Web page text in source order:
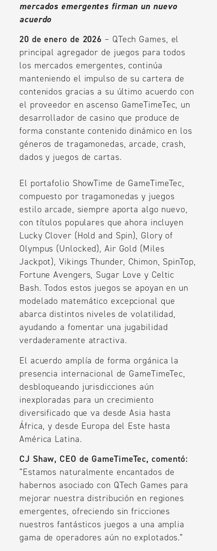
mercados emergentes firman un nuevo
acuerdo
20 de enero de 2026 – QTech Games, el
principal agregador de juegos para todos
los mercados emergentes, continúa
manteniendo el impulso de su cartera de
contenidos gracias a su último acuerdo con
el proveedor en ascenso GameTimeTec, un
desarrollador de casino que produce de
forma constante contenido dinámico en los
géneros de tragamonedas, arcade, crash,
dados y juegos de cartas.
El portafolio ShowTime de GameTimeTec,
compuesto por tragamonedas y juegos
estilo arcade, siempre aporta algo nuevo,
con títulos populares que ahora incluyen
Lucky Clover (Hold and Spin), Glory of
Olympus (Unlocked), Air Gold (Miles
Jackpot), Vikings Thunder, Chimon, SpinTop,
Fortune Avengers, Sugar Love y Celtic
Bash. Todos estos juegos se apoyan en un
modelado matemático excepcional que
abarca distintos niveles de volatilidad,
ayudando a fomentar una jugabilidad
verdaderamente atractiva.
El acuerdo amplía de forma orgánica la
presencia internacional de GameTimeTec,
desbloqueando jurisdicciones aún
inexploradas para un crecimiento
diversificado que va desde Asia hasta
África, y desde Europa del Este hasta
América Latina.
CJ Shaw, CEO de GameTimeTec, comentó:
“Estamos naturalmente encantados de
habernos asociado con QTech Games para
mejorar nuestra distribución en regiones
emergentes, ofreciendo sin fricciones
nuestros fantásticos juegos a una amplia
gama de operadores aún no explotados.”